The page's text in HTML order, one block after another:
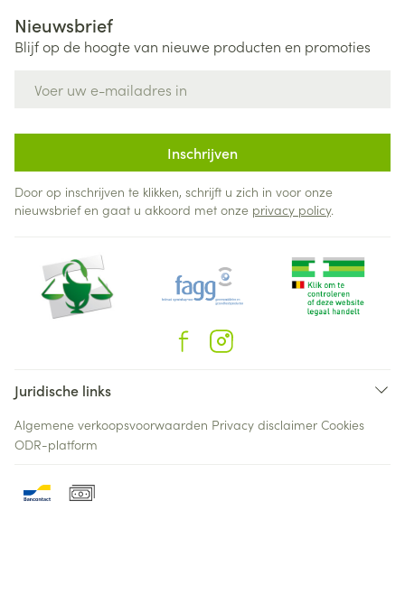
Nieuwsbrief
Blijf op de hoogte van nieuwe producten en promoties
Inschrijven
Door op inschrijven te klikken, schrijft u zich in voor onze
nieuwsbrief en gaat u akkoord met onze privacy policy.
Juridische links
Algemene verkoopsvoorwaarden Privacy disclaimer Cookies
ODR-platform